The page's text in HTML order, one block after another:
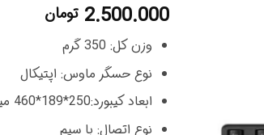
2.500.000 تومان
وزن کل: 350 گرم
نوع حسگر ماوس: اپتیکال
ابعاد کیبورد:250*189*460 میلی متر
نوع اتصال: با سیم